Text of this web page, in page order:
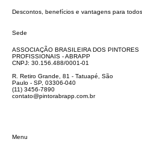
Descontos, benefícios e vantagens para
Sede
ASSOCIAÇÃO BRASILEIRA DOS PINTORES
PROFISSIONAIS - ABRAPP
CNPJ: 30.156.488/0001-01
R. Retiro Grande, 81 - Tatuapé, São
Paulo - SP, 03306-040
(11) 3456-7890
contato@pintorabrapp.com.br
Menu